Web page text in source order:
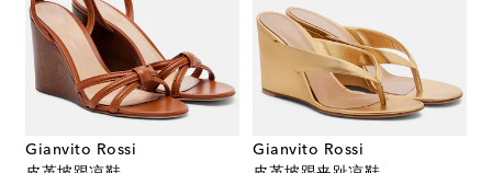
Gianvito Rossi
Gianvito Rossi